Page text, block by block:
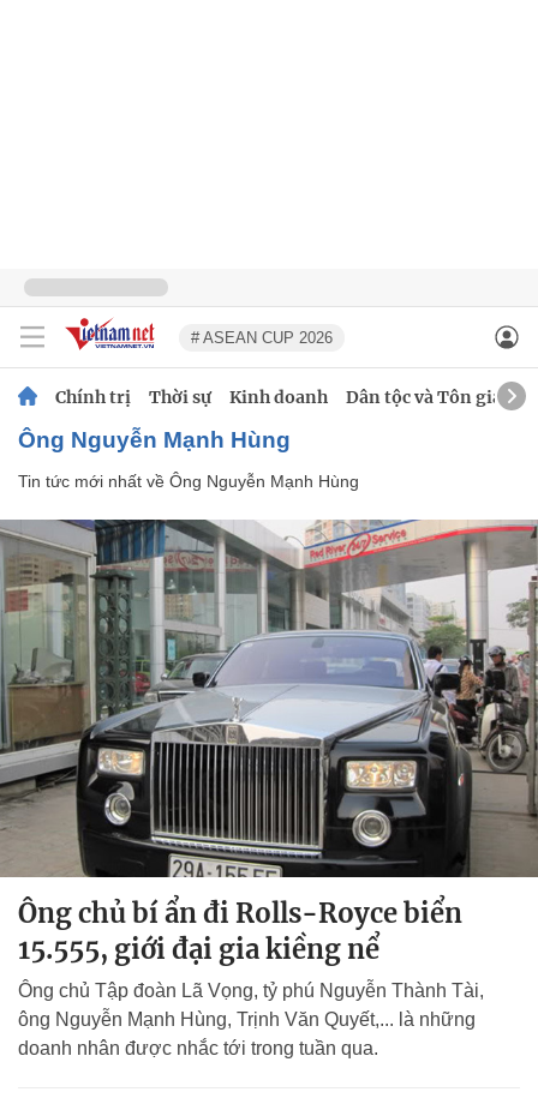
# ASEAN CUP 2026
Chính trị Thời sự Kinh doanh Dân tộc và Tôn giáo
Ông Nguyễn Mạnh Hùng
Tin tức mới nhất về Ông Nguyễn Mạnh Hùng
Ông chủ bí ẩn đi Rolls-Royce biển
15.555, giới đại gia kiềng nể
Ông chủ Tập đoàn Lã Vọng, tỷ phú Nguyễn Thành Tài,
ông Nguyễn Mạnh Hùng, Trịnh Văn Quyết,... là những
doanh nhân được nhắc tới trong tuần qua.